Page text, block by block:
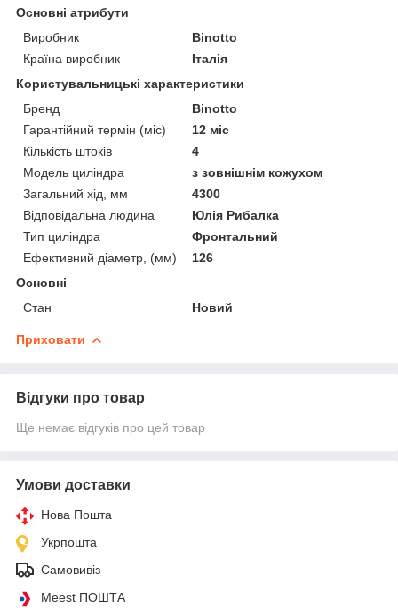
Основні атрибути
Виробник
Binotto
Країна виробник
Італія
Користувальницькі характеристики
Бренд
Binotto
Гарантійний термін (міс)
12 міс
Кількість штоків
4
Модель циліндра
з зовнішнім кожухом
Загальний хід, мм
4300
Відповідальна людина
Юлія Рибалка
Тип циліндра
Фронтальний
Ефективний діаметр, (мм)
126
Основні
Стан
Новий
Приховати
Відгуки про товар
Ще немає відгуків про цей товар
Умови доставки
Нова Пошта
Укрпошта
Самовивіз
Meest ПОШТА